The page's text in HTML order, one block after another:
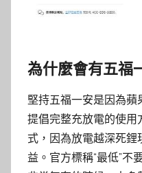
為什麼會有五福
堅持五福一安是因為蘋
提倡完整充放電的使用
式，因為放電越深死鋰
益。官方標稱“最低”不